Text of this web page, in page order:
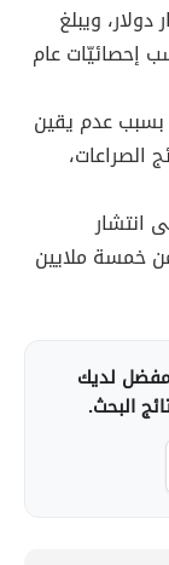
الإجمالي 23.117 مليار دولار، ويبلغ
وذلك حسب إحصائيّات عام
بسبب عدم يقين
الصراعات،
وقع في عام 1996م إلى انتشار
خمسة ملايين
لديك
البحث.